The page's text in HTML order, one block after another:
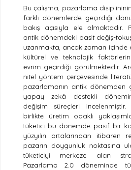
Bu çalışma, pazarlama
farklı dönemlerde geçirdiği
bakış açısıyla ele almaktadır.
antik dönemdeki basit değiş-
uzanmakta, ancak zaman içinde
kültürel ve teknolojik
evrim geçirdiği görülmektedir.
nitel yöntem çerçevesinde
pazarlamanın antik dönemden
yapay zekâ destekli
değişim süreçleri
birlikte üretim odaklı
tüketici bu dönemde pasif bir
yüzyılın ortalarından itibaren
pazarın doygunluk noktasına
tüketiciyi merkeze alan
Pazarlama 2.0 döneminde